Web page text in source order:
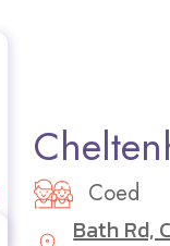
Coed
Bath Rd,